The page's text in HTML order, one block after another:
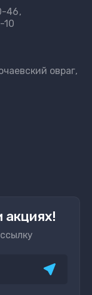
46
10
овраг,
акциях!